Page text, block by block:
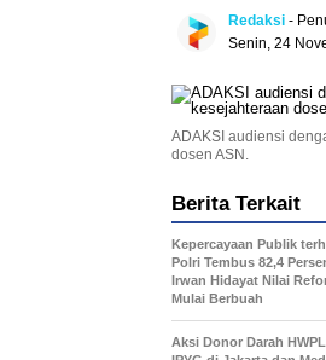
Redaksi -
Senin, 24
ADAKSI audiensi
dosen ASN.
Berita Terkait
Kepercayaan Publik
Polri Tembus 82,4
Irwan Hidayat Nilai
Mulai Berbuah
Aksi Donor Darah